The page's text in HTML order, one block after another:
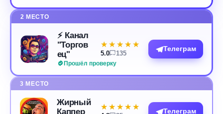
2 МЕСТО
⚡️ Канал
"Торгов
ец"
Прошёл проверку
★★★★★
★★★★★
5.0 135
Телеграм
3 МЕСТО
Жирный
Каппер
★★★★★
★★★★★
Телеграм